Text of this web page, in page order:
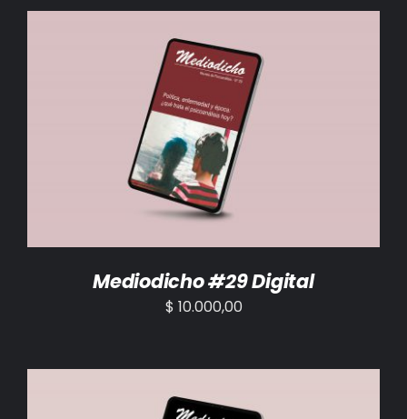
AÑADIR AL CARRITO /
Mediodicho #29 Digital
$ 10.000,00